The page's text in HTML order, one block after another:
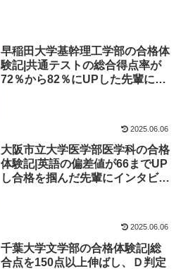
早稲田大学基幹理工学部の合格体
験記|共通テストの総合得点率が
72％から82％にUPした先輩にイ
2025.06.06
大阪市立大学医学部医学科の合格
体験記|英語の偏差値が66までUP
し合格を掴んだ先輩にインタビュ
2025.06.06
千葉大学文学部の合格体験記|総
合点を150点以上伸ばし、Ｄ判定